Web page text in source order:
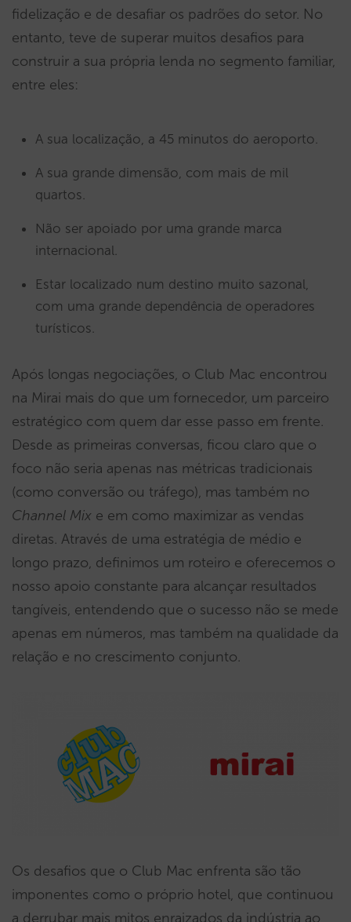
fidelização e de desafiar os padrões do setor. No
entanto, teve de superar muitos desafios para
construir a sua própria lenda no segmento familiar,
entre eles:
A sua localização, a 45 minutos do aeroporto.
A sua grande dimensão, com mais de mil
quartos.
Não ser apoiado por uma grande marca
internacional.
Estar localizado num destino muito sazonal,
com uma grande dependência de operadores
turísticos.
Após longas negociações, o Club Mac encontrou
na Mirai mais do que um fornecedor, um parceiro
estratégico com quem dar esse passo em frente.
Desde as primeiras conversas, ficou claro que o
foco não seria apenas nas métricas tradicionais
(como conversão ou tráfego), mas também no
Channel Mix e em como maximizar as vendas
diretas. Através de uma estratégia de médio e
longo prazo, definimos um roteiro e oferecemos o
nosso apoio constante para alcançar resultados
tangíveis, entendendo que o sucesso não se mede
apenas em números, mas também na qualidade da
relação e no crescimento conjunto.
Os desafios que o Club Mac enfrenta são tão
imponentes como o próprio hotel, que continuou
a derrubar mais mitos enraizados da indústria ao